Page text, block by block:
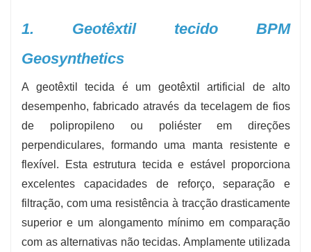
e distribuição de carga da mais alta qualidade
-Durável e duradouro
causado pelo stress do desenvolvimento, pela
exposição aos raios UV e pelas condições
ambientais.
-Custo-benefício:Reduz a necessidade de
escavação excessiva e de substituição de solo
de baixa qualidade, diminuindo os custos
comuns das tarefas.
-Graus de peso e força:De tecidos leves a
pesados ​​(por exemplo, 100–600g/m²)
1. Geotêxtil tecido BPM
Geosynthetics
A geotêxtil tecida é um geotêxtil artificial de alto
desempenho, fabricado através da tecelagem de fios
de polipropileno ou poliéster em direções
perpendiculares, formando uma manta resistente e
flexível. Esta estrutura tecida e estável proporciona
excelentes capacidades de reforço, separação e
filtração, com uma resistência à tracção drasticamente
superior e um alongamento mínimo em comparação
com as alternativas não tecidas. Amplamente utilizada